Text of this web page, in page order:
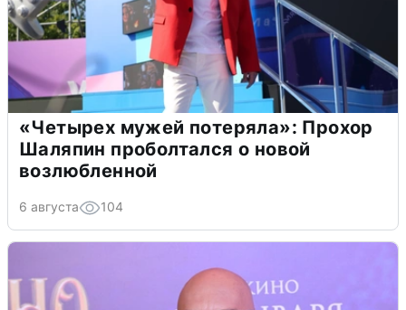
«Четырех мужей потеряла»: Прохор
Шаляпин проболтался о новой
возлюбленной
6 августа 104